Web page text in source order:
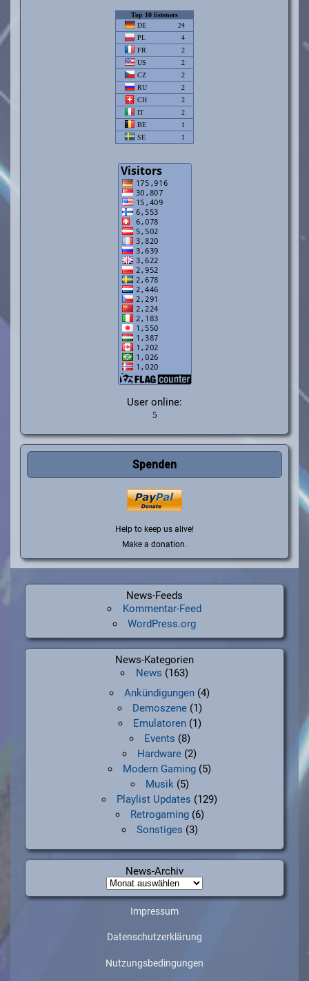
User online:
Spenden
Help to keep us alive!
Make a donation.
News-Feeds
Kommentar-Feed
WordPress.org
News-Kategorien
News (163)
Ankündigungen (4)
Demoszene(1)
Emulatoren(1)
Events (8)
Hardware (2)
Modern Gaming (5)
Musik(5)
Playlist Updates (129)
Retrogaming(6)
Sonstiges (3)
News-Archiv
News-
Archiv
Impressum
Datenschutzerklärung
Nutzungsbedingungen